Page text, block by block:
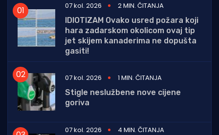
07 kol. 2026
2 MIN. ČITANJA
IDIOTIZAM Ovako usred požara koji
hara zadarskom okolicom ovaj tip
jet skijem kanaderima ne dopušta
gasiti!
07 kol. 2026
1 MIN. ČITANJA
Stigle neslužbene nove cijene
goriva
07 kol. 2026
4 MIN. ČITANJA